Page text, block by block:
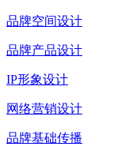
品牌空间设计
品牌产品设计
IP形象设计
网络营销设计
品牌基础传播